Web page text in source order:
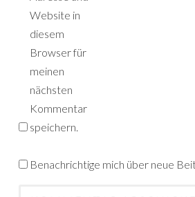
Website in
diesem
Browser für
meinen
nächsten
Kommentar
speichern.
Benachrichtige mich über neue